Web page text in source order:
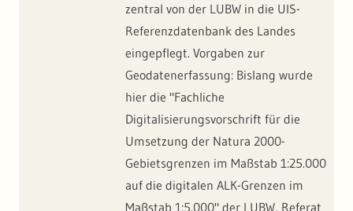
zentral von der LUBW in die UIS-
Referenzdatenbank des Landes
eingepflegt. Vorgaben zur
Geodatenerfassung: Bislang wurde
hier die "Fachliche
Digitalisierungsvorschrift für die
Umsetzung der Natura 2000-
Gebietsgrenzen im Maßstab 1:25.000
auf die digitalen ALK-Grenzen im
Maßstab 1:5.000" der LUBW, Referat